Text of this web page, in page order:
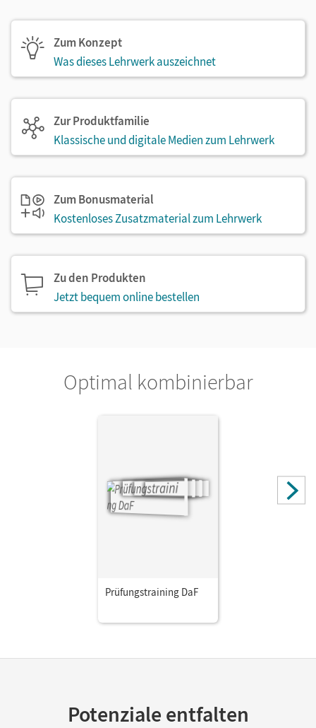
Zum Konzept
Was dieses Lehrwerk auszeichnet
Zur Produktfamilie
Klassische und digitale Medien zum Lehrwerk
Zum Bonusmaterial
Kostenloses Zusatzmaterial zum Lehrwerk
Zu den Produkten
Jetzt bequem online bestellen
Optimal kombinierbar
Prüfungstraining DaF
Potenziale entfalten